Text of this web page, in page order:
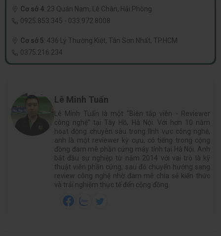
Cơ sở 4: 23 Quán Nam, Lê Chân, Hải Phòng
0925.853.345 - 033.972.8008
Cơ sở 5: 436 Lý Thường Kiệt, Tân Sơn Nhất, TP.HCM
0375.216.234
Lê Minh Tuấn
Lê Minh Tuấn là một “Biên tập viên - Reviewer
công nghệ” tại Tây Hồ, Hà Nội. Với hơn 10 năm
hoạt động chuyên sâu trong lĩnh vực công nghệ,
anh là một reviewer kỳ cựu, có tiếng trong cộng
đồng đam mê phần cứng máy tính tại Hà Nội. Anh
bắt đầu sự nghiệp từ năm 2014 với vai trò là kỹ
thuật viên phần cứng, sau đó chuyển hướng sang
review công nghệ nhờ đam mê chia sẻ kiến thức
và trải nghiệm thực tế đến cộng đồng.